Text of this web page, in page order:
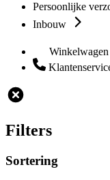
Persoonlijke
Inbouw
Winkelwagen
Filters
Sortering